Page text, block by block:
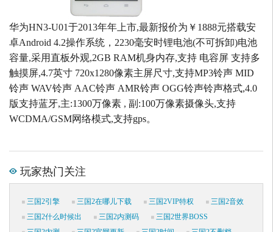
华为HN3-U01于2013年年上市,最新报价为￥1888元搭载安
卓Android 4.2操作系统，2230毫安时锂电池(不可拆卸)电池
容量,采用直板外观,2GB RAM机身内存,支持 电容屏 支持多
触摸屏,4.7英寸 720x1280像素主屏尺寸,支持MP3铃声 MID
铃声 WAV铃声 AAC铃声 AMR铃声 OGG铃声铃声格式,4.0
版支持蓝牙,主:1300万像素 , 副:100万像素摄像头,支持
WCDMA/GSM网络模式,支持gps。
玩家热门关注
三国2引擎 三国2在哪儿下载 三国2VIP特权
三国2音效
三国2什么时候出
三国2内测码
三国2世界BOSS